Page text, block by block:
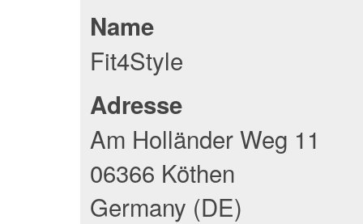
Name
Fit4Style
Adresse
Am Holländer Weg 11
06366 Köthen
Germany (DE)